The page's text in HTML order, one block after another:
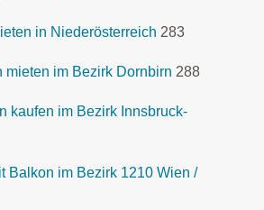
in Niederösterreich 283
im Bezirk Dornbirn 288
kaufen im Bezirk Innsbruck-
Balkon im Bezirk 1210 Wien /